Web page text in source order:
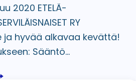
2020 ETELÄ-
RY
ja hyvää alkavaa kevättä!
Sääntö...